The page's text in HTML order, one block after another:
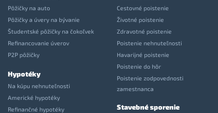
Pôžičky na auto
Pôžičky a úvery na bývanie
Študentské pôžičky na čokoľvek
Refinancovanie úverov
P2P pôžičky
Hypotéky
Na kúpu nehnuteľnosti
Americké hypotéky
Refinančné hypotéky
Cestovné poistenie
Životné poistenie
Zdravotné poistenie
Poistenie nehnuteľnosti
Havarijné poistenie
Poistenie do hôr
Poistenie zodpovednosti
zamestnanca
Stavebné sporenie